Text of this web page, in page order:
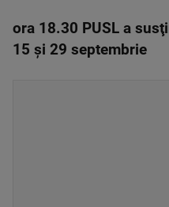
ora 18.30 PUSL a
15 şi 29 septembrie